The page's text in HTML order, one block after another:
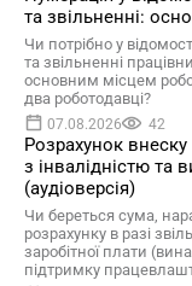
та звільненні:
Чи потрібно у
та звільненні
основним місцем
два роботодавці?
07.08.2026 42
Розрахунок
з інвалідністю та
(аудіоверсія)
Чи береться сума,
розрахунку в разі
заробітної плати
підтримку